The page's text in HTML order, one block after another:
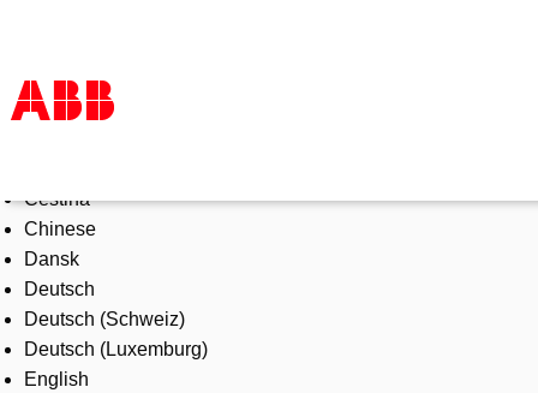
Products & Solutions
Industries
Services
About us
Where to buy
Contact us
Careers
Čeština
Chinese
Dansk
Deutsch
Deutsch (Schweiz)
Deutsch (Luxemburg)
English